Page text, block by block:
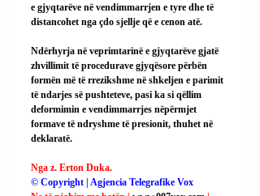
e gjyqtarëve në vendimmarrjen e tyre dhe të
distancohet nga çdo sjellje që e cenon atë.
Ndërhyrja në veprimtarinë e gjyqtarëve gjatë
zhvillimit të procedurave gjyqësore përbën
formën më të rrezikshme në shkeljen e parimit
të ndarjes së pushteteve, pasi ka si qëllim
deformimin e vendimmarrjes nëpërmjet
formave të ndryshme të presionit, thuhet në
deklaratë.
Nga z. Erton Duka.
© Copyright | Agjencia Telegrafike Vox